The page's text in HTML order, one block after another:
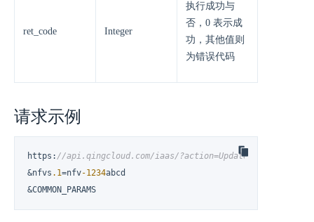
ret_code Integer
执行成功与
否，0 表示成
功，其他值则
为错误代码
请求示例
https : //api.qingcloud.com/iaas/?action=UpdateNFVs
&nfvs .1=nfv-1234abcd
&COMMON_PARAMS